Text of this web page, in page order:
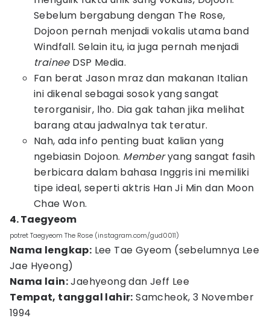
Sebelum bergabung dengan The Rose,
Dojoon pernah menjadi vokalis utama band
Windfall. Selain itu, ia juga pernah menjadi
trainee DSP Media.
Fan berat Jason mraz dan makanan Italian
ini dikenal sebagai sosok yang sangat
terorganisir, lho. Dia gak tahan jika melihat
barang atau jadwalnya tak teratur.
Nah, ada info penting buat kalian yang
ngebiasin Dojoon. Memberyang sangat fasih
berbicara dalam bahasa Inggris ini memiliki
tipe ideal, seperti aktris Han Ji Min dan Moon
Chae Won.
4. Taegyeom
potret Taegyeom The Rose (instagram.com/gud0011)
Nama lengkap: Lee Tae Gyeom (sebelumnya Lee
Jae Hyeong)
Nama lain:Jaehyeong dan Jeff Lee
Tempat, tanggal lahir: Samcheok, 3 November
1994